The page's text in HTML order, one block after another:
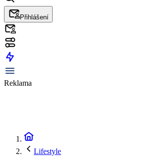
Přihlášení
Reklama
Lifestyle